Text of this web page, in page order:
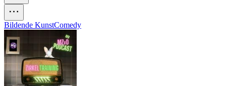
Bildende KunstComedy